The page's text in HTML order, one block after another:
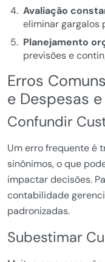
Avaliação
eliminar gargalos
Planejamento
previsões e
Erros
e Despesas
Confundir
Um erro frequente é
sinônimos, o que
impactar decisões.
contabilidade
padronizadas.
Subestimar